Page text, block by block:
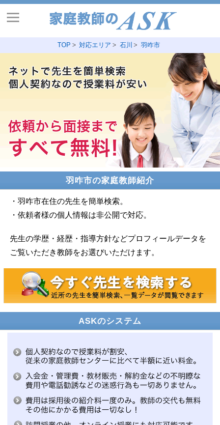
TOP 対応エリア 石川 羽咋市
羽咋市の家庭教師紹介
・羽咋市在住の先生を簡単検索。
・依頼者様の個人情報は非公開で対応。
先生の学歴・経歴・指導方針などプロフィールデータを
ご覧いただき教師をお選びいただけます。
ASKのシステム